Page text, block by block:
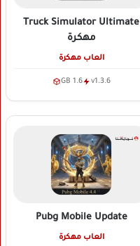
Truck Simulator Ultimate
مهكرة
العاب مهكرة
v1.3.6
1.6 GB
Pubg Mobile Update
العاب مهكرة